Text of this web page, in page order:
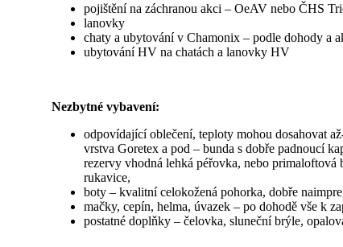
pojištění na záchranou akci – OeAV nebo ČHS
lanovky
chaty a ubytování v Chamonix – podle dohody a
ubytování HV na chatách a lanovky HV
Nezbytné vybavení:
odpovídající oblečení, teploty mohou dosahovat
vrstva Goretex a pod – bunda s dobře padnoucí
rezervy vhodná lehká péřovka, nebo
rukavice,
boty – kvalitní celokožená pohorka, dobře
mačky, cepín, helma, úvazek – po dohodě vše k
postatné doplňky – čelovka, sluneční brýle,